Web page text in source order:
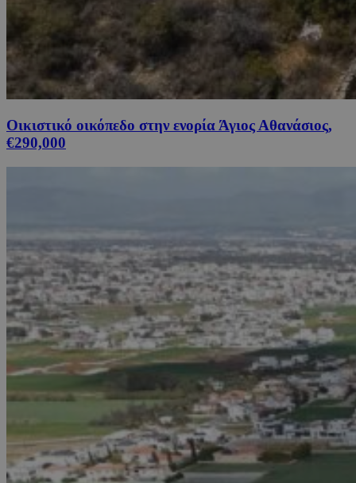
Οικιστικό οικόπεδο στην ενορία Άγιος Αθανάσιος,
€290,000